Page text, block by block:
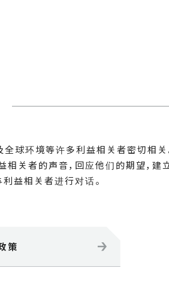
球环境等许多利益相关者密切相
关者的声音，回应他们的期望，
益相关者进行对话。
策